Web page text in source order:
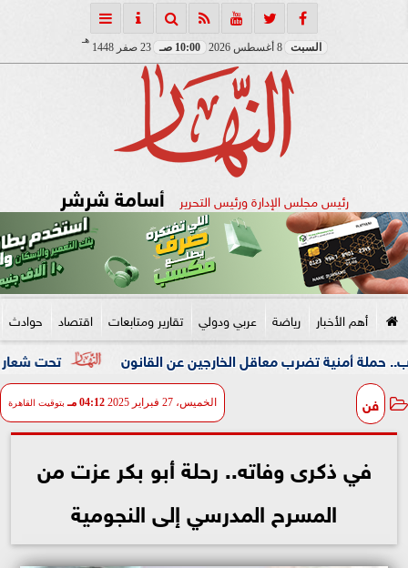
السبت 8 أغسطس 2026 10:00 صـ 23 صفر 1448
هـ
رئيس مجلس الإدارة ورئيس التحرير أسامة شرشر
أهم الأخبار رياضة عربي ودولي تقارير ومتابعات اقتصاد حوادث
تحت شعار «خدمة تضرب معاقل الخارجين عن القانون
فن الخميس، 27 فبراير 2025 04:12 مـ بتوقيت القاهرة
في ذكرى وفاته.. رحلة أبو بكر عزت من
المسرح المدرسي إلى النجومية